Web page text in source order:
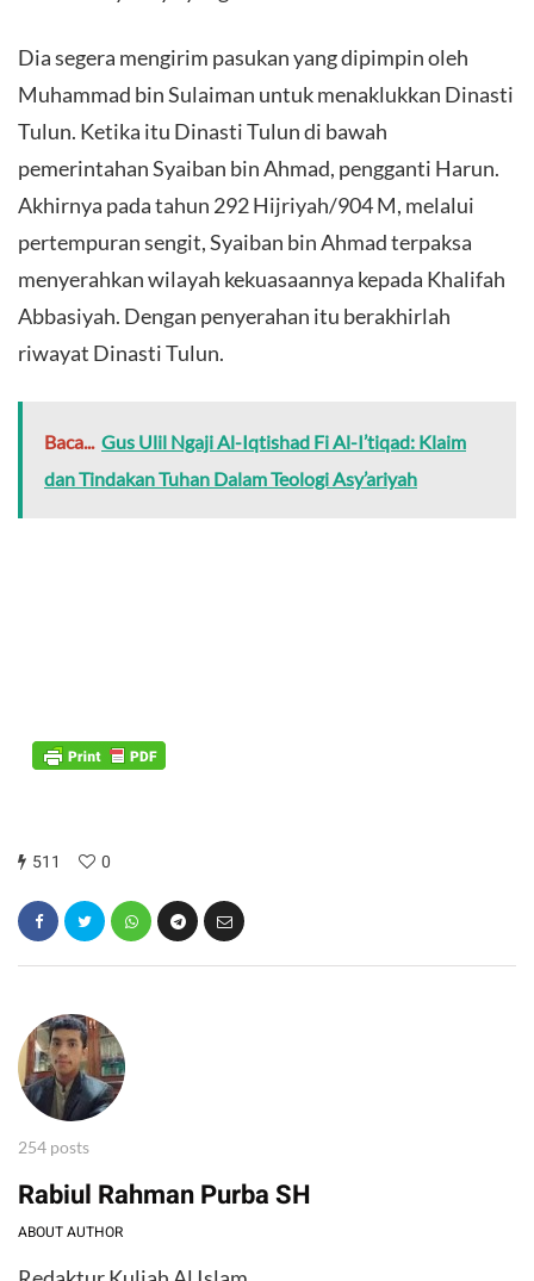
Dia segera mengirim pasukan yang dipimpin oleh
Muhammad bin Sulaiman untuk menaklukkan Dinasti
Tulun. Ketika itu Dinasti Tulun di bawah
pemerintahan Syaiban bin Ahmad, pengganti Harun.
Akhirnya pada tahun 292 Hijriyah/904 M, melalui
pertempuran sengit, Syaiban bin Ahmad terpaksa
menyerahkan wilayah kekuasaannya kepada Khalifah
Abbasiyah. Dengan penyerahan itu berakhirlah
riwayat Dinasti Tulun.
Baca... Gus Ulil Ngaji Al-Iqtishad Fi Al-I’tiqad: Klaim
dan Tindakan Tuhan Dalam Teologi Asy’ariyah
511 0
254 posts
Rabiul Rahman Purba SH
ABOUT AUTHOR